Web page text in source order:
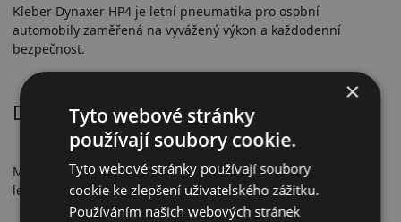
Kleber Dynaxer HP4 je letní pneumatika pro osobní
automobily zaměřená na vyvážený výkon a každodenní
bezpečnost.
Dezén a přilnavost
Moderní dezén poskytuje stabilní přilnavost v proměnlivých
letních podmínkách.
×
Tyto webové stránky
používají soubory cookie.
Tyto webové stránky používají soubory
cookie ke zlepšení uživatelského zážitku.
Používáním našich webových stránek